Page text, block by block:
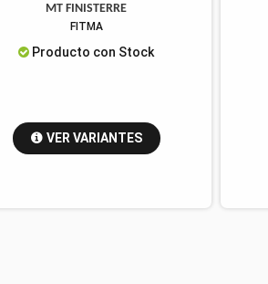
MT FINISTERRE
FITMA
Producto con Stock
VER VARIANTES